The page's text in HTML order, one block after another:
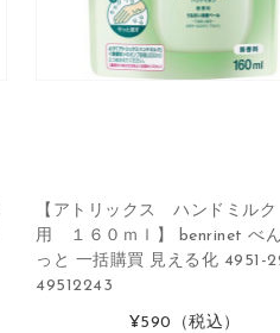
【アトリックス ハンドミル
用 １６０ｍｌ】 benrinet べ
っと 一括購買 見える化 4951-
49512243
¥590 （税込）